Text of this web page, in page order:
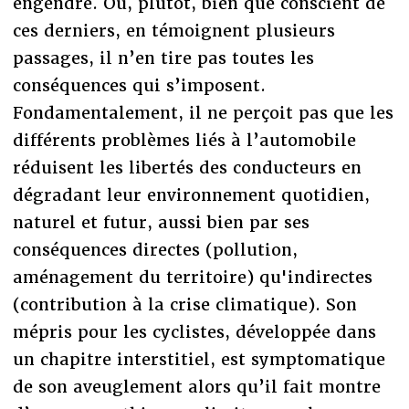
ces derniers, en témoignent plusieurs
passages, il n’en tire pas toutes les
conséquences qui s’imposent.
Fondamentalement, il ne perçoit pas que les
différents problèmes liés à l’automobile
réduisent les libertés des conducteurs en
dégradant leur environnement quotidien,
naturel et futur, aussi bien par ses
conséquences directes (pollution,
aménagement du territoire) qu'indirectes
(contribution à la crise climatique). Son
mépris pour les cyclistes, développée dans
un chapitre interstitiel, est symptomatique
de son aveuglement alors qu’il fait montre